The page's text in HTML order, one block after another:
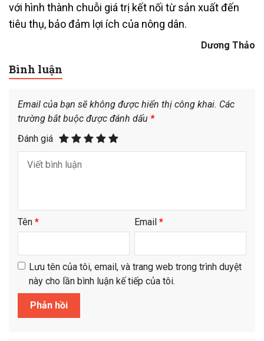
với hình thành chuỗi giá trị kết nối từ sản xuất đến
tiêu thụ, bảo đảm lợi ích của nông dân.
Dương Thảo
Bình luận
Email của bạn sẽ không được hiển thị công khai. Các
trường bắt buộc được đánh dấu *
Đánh giá
Tên * Email *
Lưu tên của tôi, email, và trang web trong trình duyệt
này cho lần bình luận kế tiếp của tôi.